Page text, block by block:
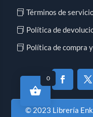
Términos de
Política de
Política de compra
© 2023 Librería
0